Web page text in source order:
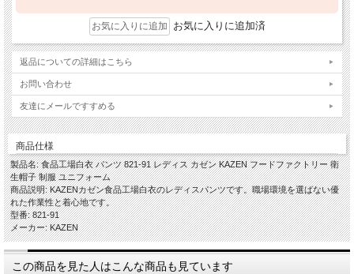
お気に入りに追加済
返品についての詳細はこちら
お問い合わせ
友達にメールですすめる
商品仕様
製品名: 食品工場白衣 パンツ 821-91 レディス カゼン KAZEN フードファクトリー 衛
生帽子 制服 ユニフォーム
商品説明: KAZENカゼン食品工場白衣のレディスパンツです。職場環境を選ばない優
れた作業性と着心地です。
型番: 821-91
メーカー: KAZEN
この商品を見た人はこんな商品も見ています